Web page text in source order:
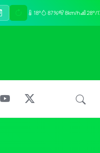
18° 87% 8km/h 28°/